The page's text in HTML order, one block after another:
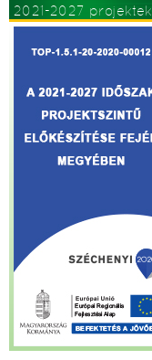
2021-2027 projektek